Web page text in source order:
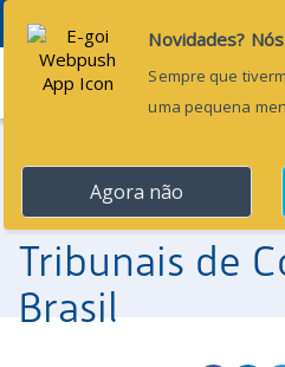
Menu
7 de agosto de 2014
Aspec marca
IV Encontro
Tribunais de
Brasil